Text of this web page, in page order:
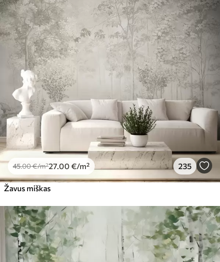
45.00€/m²27 .00 €/m² 235
Žavus miškas